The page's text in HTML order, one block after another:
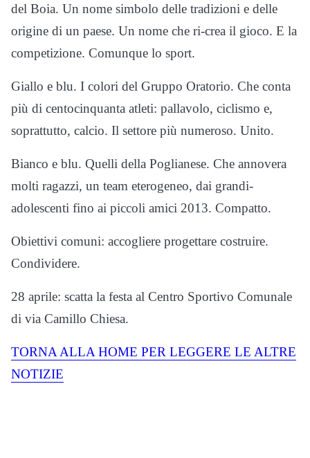
del Boia. Un nome simbolo delle tradizioni e delle
origine di un paese. Un nome che ri-crea il gioco. E la
competizione. Comunque lo sport.
Giallo e blu. I colori del Gruppo Oratorio. Che conta
più di centocinquanta atleti: pallavolo, ciclismo e,
soprattutto, calcio. Il settore più numeroso. Unito.
Bianco e blu. Quelli della Poglianese. Che annovera
molti ragazzi, un team eterogeneo, dai grandi-
adolescenti fino ai piccoli amici 2013. Compatto.
Obiettivi comuni: accogliere progettare costruire.
Condividere.
28 aprile: scatta la festa al Centro Sportivo Comunale
di via Camillo Chiesa.
TORNA ALLA HOME PER LEGGERE LE ALTRE
NOTIZIE